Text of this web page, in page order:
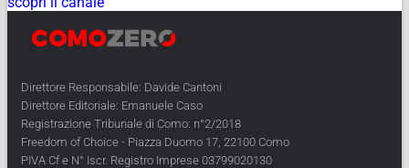
Direttore Responsabile: Davide Cantoni
Direttore Editoriale: Emanuele Caso
Registrazione Tribunale di Como: n°2/2018
Freedom of Choice - Piazza Duomo 17, 22100 Como
PIVA Cf e N° Iscr. Registro Imprese 03799020130